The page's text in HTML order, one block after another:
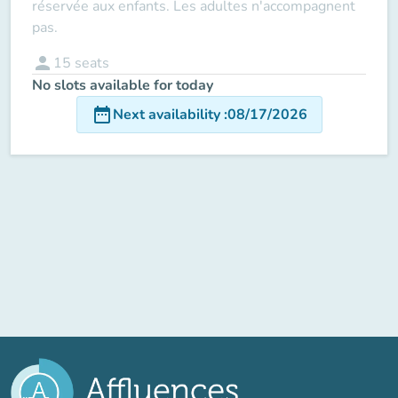
réservée aux enfants. Les adultes n'accompagnent
pas.
person 15 seats
No slots available for today
date_rangeNext availability:08/17/2026